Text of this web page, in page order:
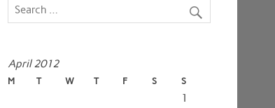
April 2012
M T W T F S S
1